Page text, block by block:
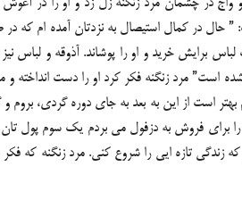
در کمال استیصال به نزدتان آمده ام که در
برایش خرید و او را پوشاند. آذوقه و لباس
است” مرد زنگنه فکر کرد او را دست انداخته
است از این به بعد به جای دوره گردی، بروم
برای فروش به دزفول می بردم یک سوم پول تان
که زندگی تازه ایی را شروع کنی. مرد زنگنه که